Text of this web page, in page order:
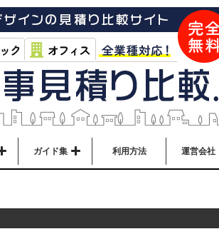
ガイド集 利用方法 運営会社